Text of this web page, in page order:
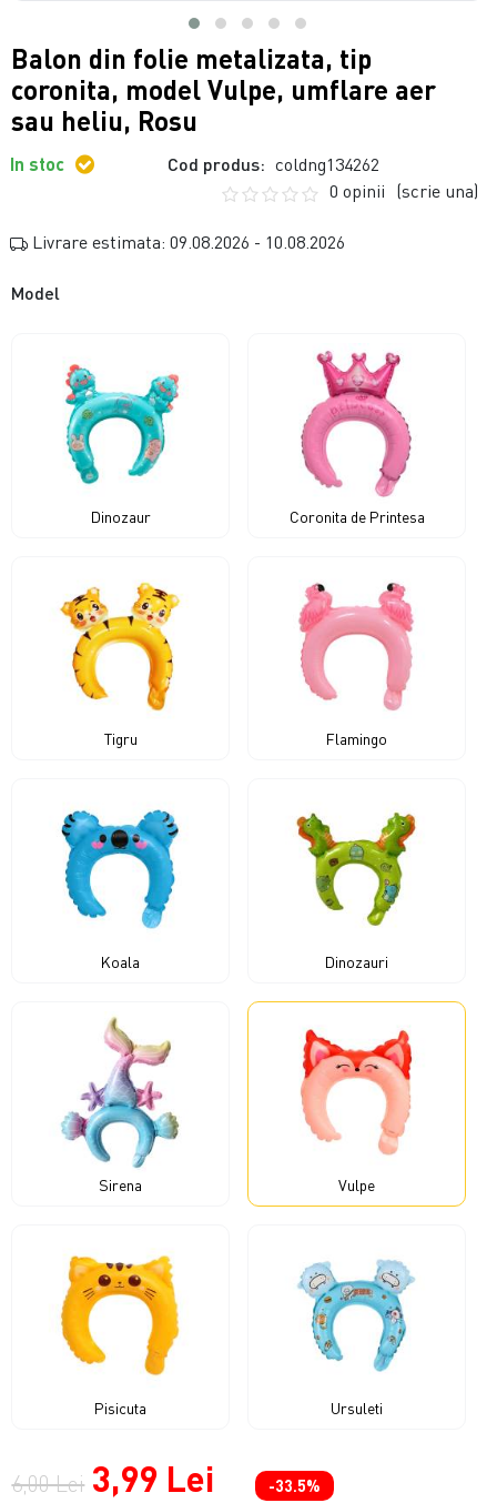
Balon din folie metalizata, tip
coronita, model Vulpe, umflare aer
sau heliu, Rosu
In stoc Cod produs: coldng134262
0 opinii (scrie una)
Livrare estimata: 09.08.2026 - 10.08.2026
Model
Dinozaur Coronita de Printesa
Tigru Flamingo
Koala Dinozauri
Sirena Vulpe
Pisicuta Ursuleti
6,00 Lei 3,99 Lei -33.5%